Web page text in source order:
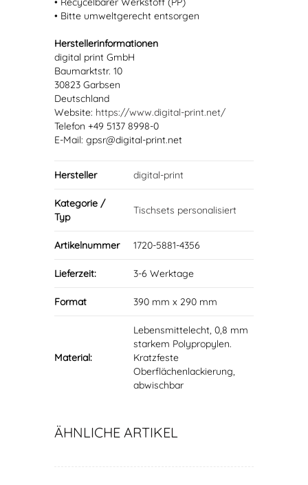
• Bitte umweltgerecht entsorgen
Herstellerinformationen
digital print GmbH
Baumarktstr. 10
30823 Garbsen
Deutschland
Website: https://www.digital-print.net/
Telefon +49 5137 8998-0
E-Mail: gpsr@digital-print.net
Hersteller digital-print
Kategorie /
Typ
Tischsets personalisiert
Artikelnummer 1720-5881-4356
Lieferzeit: 3-6 Werktage
Format 390 mm x 290 mm
Material:
Lebensmittelecht, 0,8 mm
starkem Polypropylen.
Kratzfeste
Oberflächenlackierung,
abwischbar
ÄHNLICHE ARTIKEL